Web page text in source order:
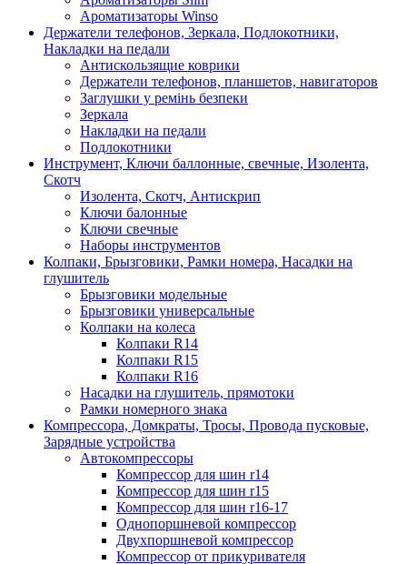
Ароматизаторы Winso
Держатели телефонов, Зеркала, Подлокотники,
Накладки на педали
Антискользящие коврики
Держатели телефонов, планшетов, навигаторов
Заглушки у ремінь безпеки
Зеркала
Накладки на педали
Подлокотники
Инструмент, Ключи баллонные, свечные, Изолента,
Скотч
Изолента, Скотч, Антискрип
Ключи балонные
Ключи свечные
Наборы инструментов
Колпаки, Брызговики, Рамки номера, Насадки на
глушитель
Брызговики модельные
Брызговики универсальные
Колпаки на колеса
Колпаки R14
Колпаки R15
Колпаки R16
Насадки на глушитель, прямотоки
Рамки номерного знака
Компрессора, Домкраты, Тросы, Провода пусковые,
Зарядные устройства
Автокомпрессоры
Компрессор для шин r14
Компрессор для шин r15
Компрессор для шин r16-17
Однопоршневой компрессор
Двухпоршневой компрессор
Компрессор от прикуривателя